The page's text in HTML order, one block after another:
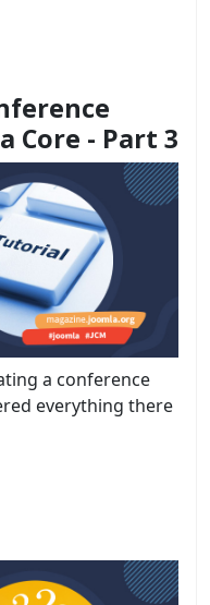
Core - Part 3
a conference
everything there